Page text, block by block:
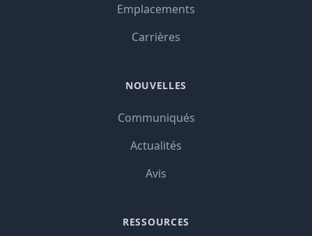
Emplacements
Carrières
NOUVELLES
Communiqués
Actualités
Avis
RESSOURCES